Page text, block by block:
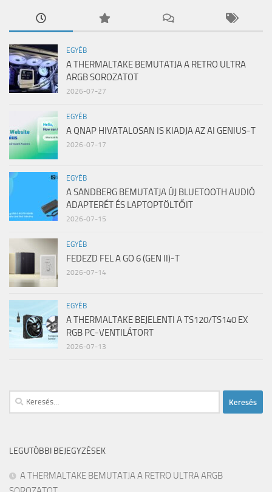
EGYÉB
A THERMALTAKE BEMUTATJA A RETRO ULTRA
ARGB SOROZATOT
2026-07-27
EGYÉB
A QNAP HIVATALOSAN IS KIADJA AZ AI GENIUS-T
2026-07-17
EGYÉB
A SANDBERG BEMUTATJA ÚJ BLUETOOTH AUDIÓ
ADAPTERÉT ÉS LAPTOPTÖLTŐIT
2026-07-15
EGYÉB
FEDEZD FEL A GO 6 (GEN II)-T
2026-07-14
EGYÉB
A THERMALTAKE BEJELENTI A TS120/TS140 EX
RGB PC-VENTILÁTORT
2026-07-13
Keresés:
LEGUTÓBBI BEJEGYZÉSEK
A THERMALTAKE BEMUTATJA A RETRO ULTRA ARGB